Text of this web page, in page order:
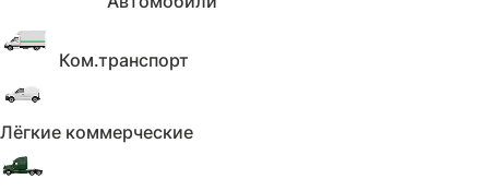
Ком.транспорт
Лёгкие коммерческие